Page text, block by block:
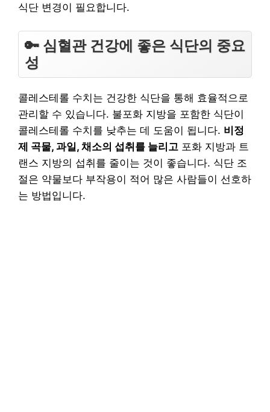
식단 변경이 필요합니다.
🔑 심혈관 건강에 좋은 식단의 중요
성
콜레스테롤 수치는 건강한 식단을 통해 효율적으로
관리할 수 있습니다. 불포화 지방을 포함한 식단이
콜레스테롤 수치를 낮추는 데 도움이 됩니다. 비정
제 곡물, 과일, 채소의 섭취를 늘리고 포화 지방과 트
랜스 지방의 섭취를 줄이는 것이 좋습니다. 식단 조
절은 약물보다 부작용이 적어 많은 사람들이 선호하
는 방법입니다.